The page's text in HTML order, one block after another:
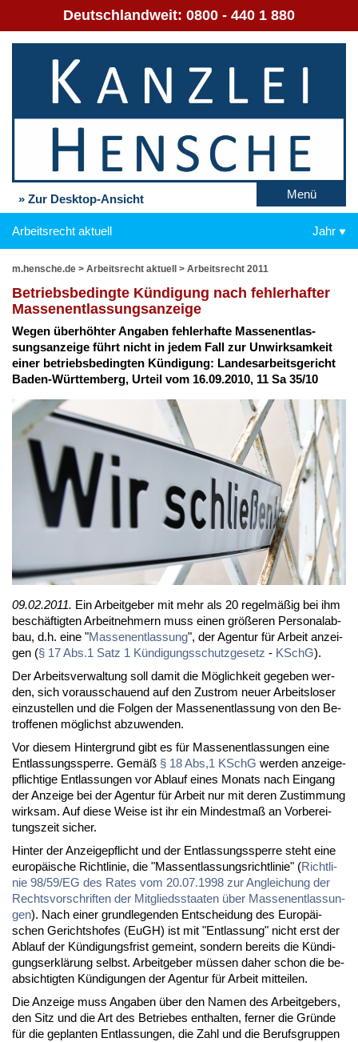
Deutschlandweit: 0800 - 440 1 880
» Zur Desktop-Ansicht Menü
Arbeitsrecht aktuell Jahr
m.hensche.de > Arbeitsrecht aktuell > Arbeitsrecht 2011
Be­triebs­be­ding­te Kün­di­gung nach feh­ler­haf­ter
Mas­sen­ent­las­sungs­an­zei­ge
We­gen über­höh­ter An­ga­ben feh­ler­haf­te Mas­sen­ent­las­
sungs­an­zei­ge führt nicht in je­dem Fall zur Un­wirk­sam­keit
ei­ner be­triebs­be­ding­ten Kün­di­gung: Lan­des­ar­beits­ge­richt
Ba­den-Würt­tem­berg, Ur­teil vom 16.09.2010, 11 Sa 35/10
09.02.2011. Ein Ar­beit­ge­ber mit mehr als 20 re­gel­mä­ßig bei ihm
be­schäf­tig­ten Ar­beit­neh­mern muss ei­nen grö­ße­ren Per­so­nal­ab­
bau, d.h. ei­ne "Mas­sen­ent­las­sung", der Agen­tur für Ar­beit an­zei­
gen (§ 17 Abs.1 Satz 1 Kün­di­gungs­schutz­ge­setz - KSchG).
Der Ar­beits­ver­wal­tung soll da­mit die Mög­lich­keit ge­ge­ben wer­
den, sich vor­aus­schau­end auf den Zu­strom neu­er Ar­beits­lo­ser
ein­zu­stel­len und die Fol­gen der Mas­sen­ent­las­sung von den Be­
trof­fe­nen mög­lichst ab­zu­wen­den.
Vor die­sem Hin­ter­grund gibt es für Mas­sen­ent­las­sun­gen ei­ne
Ent­las­sungs­sper­re. Ge­mäß § 18 Abs,1 KSchG wer­den an­zei­ge­
pflich­ti­ge Ent­las­sun­gen vor Ab­lauf ei­nes Mo­nats nach Ein­gang
der An­zei­ge bei der Agen­tur für Ar­beit nur mit de­ren Zu­stim­mung
wirk­sam. Auf die­se Wei­se ist ihr ein Min­dest­maß an Vor­be­rei­
tungs­zeit si­cher.
Hin­ter der An­zei­ge­pflicht und der Ent­las­sungs­sper­re steht ei­ne
eu­ro­päi­sche Richt­li­nie, die "Mas­s­ent­las­sungs­richt­li­nie" (Richt­li­
nie 98/59/EG des Ra­tes vom 20.07.1998 zur An­glei­chung der
Rechts­vor­schrif­ten der Mit­glieds­staa­ten über Mas­sen­ent­las­sun­
gen). Nach ei­ner grund­le­gen­den Ent­schei­dung des Eu­ro­päi­
schen Ge­richts­ho­fes (EuGH) ist mit "Ent­las­sung" nicht erst der
Ab­lauf der Kün­di­gungs­frist ge­meint, son­dern be­reits die Kün­di­
gungs­er­klä­rung selbst. Ar­beit­ge­ber müs­sen da­her schon die be­
ab­sich­tig­ten Kün­di­gun­gen der Agen­tur für Ar­beit mit­tei­len.
Die An­zei­ge muss An­ga­ben über den Na­men des Ar­beit­ge­bers,
den Sitz und die Art des Be­trie­bes ent­hal­ten, fer­ner die Grün­de
für die ge­plan­ten Ent­las­sun­gen, die Zahl und die Be­rufs­grup­pen